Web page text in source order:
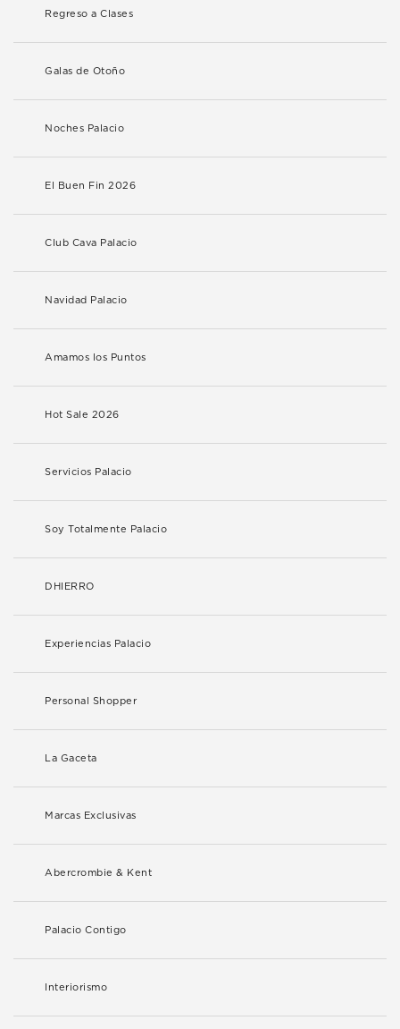
Regreso a Clases
Galas de Otoño
Noches Palacio
El Buen Fin 2026
Club Cava Palacio
Navidad Palacio
Amamos los Puntos
Hot Sale 2026
Servicios Palacio
Soy Totalmente Palacio
DHIERRO
Experiencias Palacio
Personal Shopper
La Gaceta
Marcas Exclusivas
Abercrombie & Kent
Palacio Contigo
Interiorismo